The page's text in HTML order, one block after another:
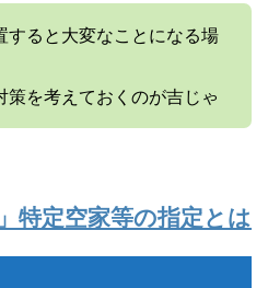
すると大変なことになる場
策を考えておくのが吉じゃ
特定空家等の指定とは